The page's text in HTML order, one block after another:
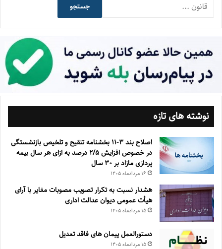
جستجو
نوشته های تازه
اصلاح بند ۳‏-۱۱ بخشنامه تنقیح و تلخیص بازنشستگی
در خصوص افزایش ۵‏‏‏‏‏‏‏‏‏/۲ درصد به ازای هر سال بیمه
پردازی مازاد بر ۳۰‏ سال
۱۶ مرداد‌ماه ۱۴۰۵
هشدار نسبت به تکرار تصویب مصوبات مغایر با آرای
هیأت عمومی دیوان عدالت اداری
۱۵ مرداد‌ماه ۱۴۰۵
دستورالعمل پیمان های فاقد تعدیل
۱۵ مرداد‌ماه ۱۴۰۵